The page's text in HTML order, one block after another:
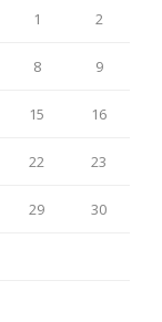
1 2
8 9
15 16
22 23
29 30